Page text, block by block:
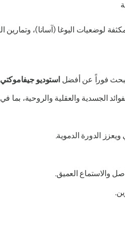
لوضعيات اليوغا (آسانا)، وتمارين
فوراً عن أفضل استوديو
الجسدية والعقلية والروحية، بما
الدورة الدموية.
والاستماع العميق.